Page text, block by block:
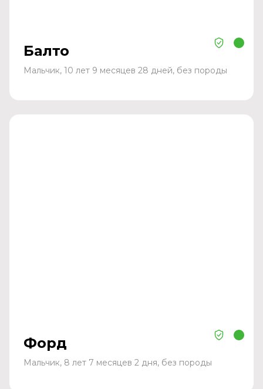
Балто
Мальчик, 10 лет 9 месяцев 28 дней, без породы
Форд
Мальчик, 8 лет 7 месяцев 2 дня, без породы